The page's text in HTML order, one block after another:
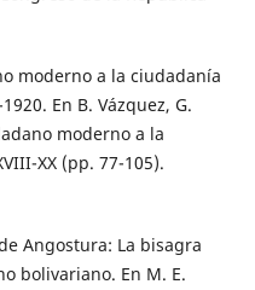
moderno a la ciudadanía
En B. Vázquez, G.
moderno a la
XX (pp. 77-105).
Angostura: La bisagra
bolivariano. En M. E.